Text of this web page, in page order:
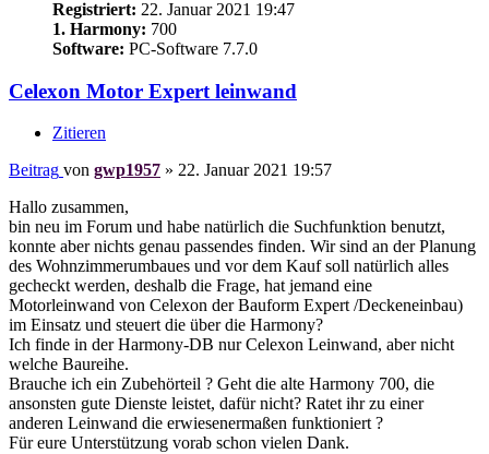
Registriert: 22. Januar 2021 19:47
1. Harmony: 700
Software: PC-Software 7.7.0
Celexon Motor Expert leinwand
Zitieren
Beitrag von gwp1957 » 22. Januar 2021 19:57
Hallo zusammen,
bin neu im Forum und habe natürlich die Suchfunktion benutzt,
konnte aber nichts genau passendes finden. Wir sind an der Planung
des Wohnzimmerumbaues und vor dem Kauf soll natürlich alles
gecheckt werden, deshalb die Frage, hat jemand eine
Motorleinwand von Celexon der Bauform Expert /Deckeneinbau)
im Einsatz und steuert die über die Harmony?
Ich finde in der Harmony-DB nur Celexon Leinwand, aber nicht
welche Baureihe.
Brauche ich ein Zubehörteil ? Geht die alte Harmony 700, die
ansonsten gute Dienste leistet, dafür nicht? Ratet ihr zu einer
anderen Leinwand die erwiesenermaßen funktioniert ?
Für eure Unterstützung vorab schon vielen Dank.